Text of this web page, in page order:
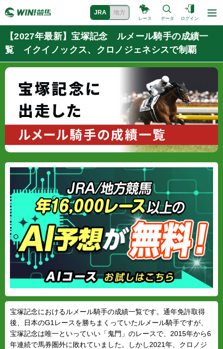
JRA 地方
レース データ ログイン
【2027年最新】宝塚記念 ルメール騎手の成績一
覧 イクイノックス、クロノジェネシスで制覇
宝塚記念におけるルメール騎手の成績一覧です。通年免許取得
後、日本のG1レースを勝ちまくっていたルメール騎手ですが、
宝塚記念は唯一といっていい「鬼門」のレースで、2015年から6
年連続で馬券圏外に敗れていました。しかし2021年、クロノジ